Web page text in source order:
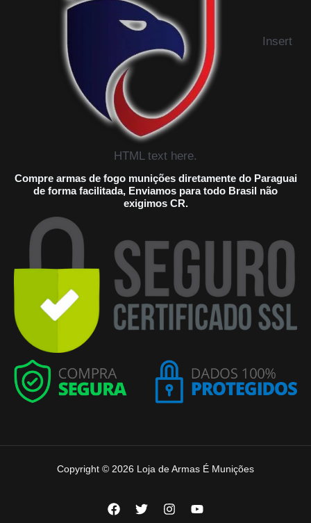
Insert
HTML text here.
Compre armas de fogo munições diretamente do Paraguai
de forma facilitada, Enviamos para todo Brasil não
exigimos CR.
Copyright © 2026 Loja de Armas É Munições